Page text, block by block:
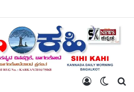
ಅಧ್ಯಕ್ಷರಾಗಿ ಪ್ರಶಾಂತ ಭೂಸನೂರ ಆಯ್ಕೆ.
Switch
Log